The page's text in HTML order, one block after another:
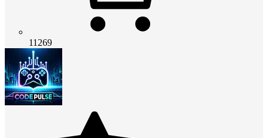
11269